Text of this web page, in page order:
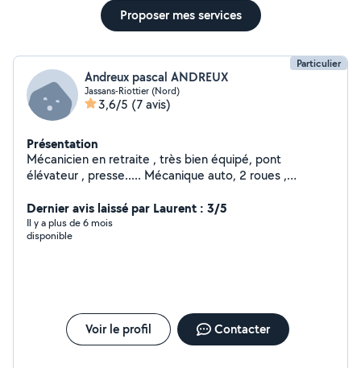
Proposer mes services
Particulier
Andreux pascal ANDREUX
Jassans-Riottier (Nord)
3,6/5 (7 avis)
Présentation
Mécanicien en retraite , très bien équipé, pont
élévateur , presse..... Mécanique auto, 2 roues ,
tous travaux de bricolage ,
Dernier avis laissé par Laurent : 3/5
Il y a plus de 6 mois
disponible
Voir le profil Contacter